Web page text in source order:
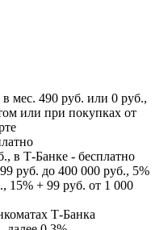
мес. 490 руб. или 0 руб.,
или при покупках от
в Т‑Банке - бесплатно
руб. до 400 000 руб., 5%
15% + 99 руб. от 1 000
Т‑Банка